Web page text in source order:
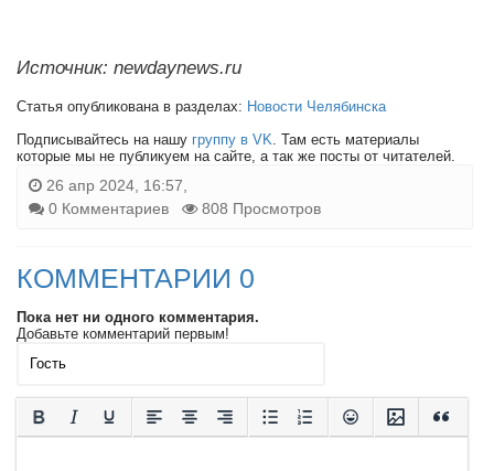
Источник: newdaynews.ru
Статья опубликована в разделах: Новости Челябинска
Подписывайтесь на нашу группу в VK . Там есть материалы
которые мы не публикуем на сайте, а так же посты от читателей.
26 апр 2024, 16:57,
0 Комментариев
808 Просмотров
КОММЕНТАРИИ 0
Пока нет ни одного комментария.
Добавьте комментарий первым!